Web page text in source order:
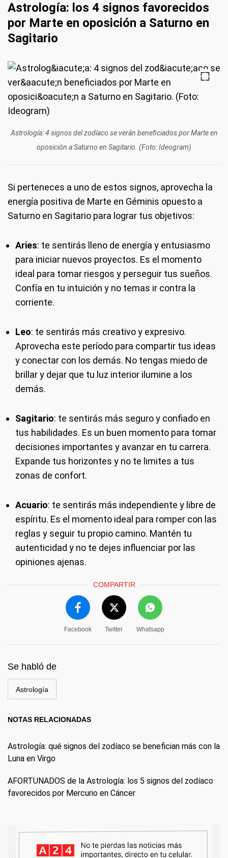
Astrología: los 4 signos favorecidos
por Marte en oposición a Saturno en
Sagitario
Astrología: 4 signos del zodíaco se verán beneficiados por Marte en
oposición a Saturno en Sagitario. (Foto: Ideogram)
Si perteneces a uno de estos signos, aprovecha la
energía positiva de Marte en Géminis opuesto a
Saturno en Sagitario para lograr tus objetivos:
Aries: te sentirás lleno de energía y entusiasmo
para iniciar nuevos proyectos. Es el momento
ideal para tomar riesgos y perseguir tus sueños.
Confía en tu intuición y no temas ir contra la
corriente.
Leo: te sentirás más creativo y expresivo.
Aprovecha este período para compartir tus ideas
y conectar con los demás. No tengas miedo de
brillar y dejar que tu luz interior ilumine a los
demás.
Sagitario: te sentirás más seguro y confiado en
tus habilidades. Es un buen momento para tomar
decisiones importantes y avanzar en tu carrera.
Expande tus horizontes y no te limites a tus
zonas de confort.
Acuario: te sentirás más independiente y libre de
espíritu. Es el momento ideal para romper con las
reglas y seguir tu propio camino. Mantén tu
autenticidad y no te dejes influenciar por las
opiniones ajenas.
COMPARTIR
Facebook Twitter Whatsapp
Se habló de
Astrología
NOTAS RELACIONADAS
Astrología: qué signos del zodíaco se benefician más con la
Luna en Virgo
AFORTUNADOS de la Astrología: los 5 signos del zodíaco
favorecidos por Mercurio en Cáncer